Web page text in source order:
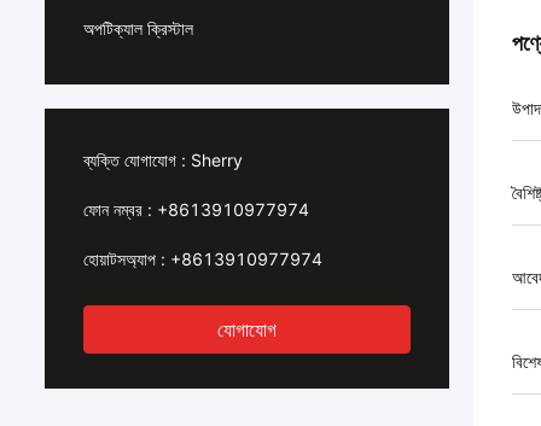
অপটিক্যাল ক্রিস্টাল
ব্যক্তি যোগাযোগ : Sherry
ফোন নম্বর : +8613910977974
হোয়াটসঅ্যাপ : +8613910977974
যোগাযোগ